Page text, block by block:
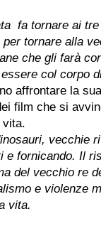
fa tornare ai
tornare alla
che gli farà
col corpo
affrontare la
film che si
vita.
vecchie
e fornicando. Il
del vecchio re
e violenze
vita.